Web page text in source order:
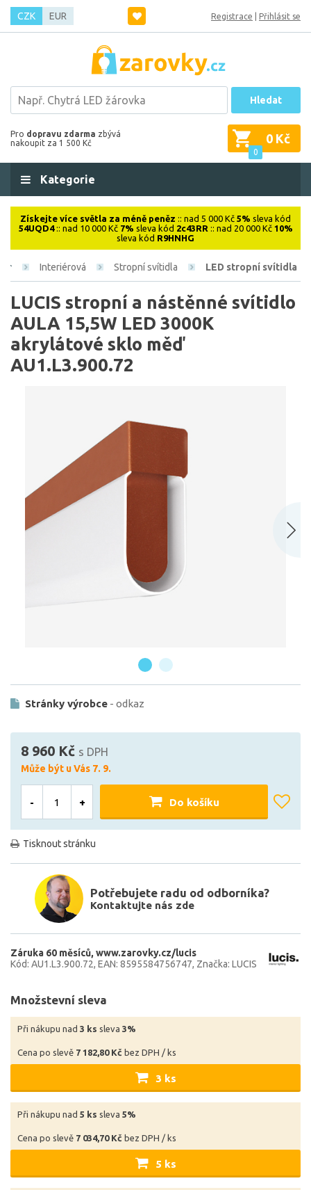
CZK EUR Registrace Přihlásit se
Hledat
Pro dopravu zdarma zbývá
nakoupit za 1 500 Kč
0
0 Kč
Kategorie
Získejte více světla za méně peněz :: nad 5 000 Kč 5% sleva kód
54UQD4:: nad 10 000 Kč 7% sleva kód 2c43RR :: nad 20 000 Kč 10%
sleva kód R9HNHG
Interiérová Stropní svítidla LED stropní svítidla
LUCIS stropní a nástěnné svítidlo
AULA 15,5W LED 3000K
akrylátové sklo měď
AU1.L3.900.72
Stránky výrobce - odkaz
8 960 Kč s DPH
Může být u Vás 7. 9.
- + Do košíku
Tisknout stránku
Potřebujete radu od odborníka?
Kontaktujte nás zde
Záruka 60 měsíců www.zarovky.cz/lucis
Kód: AU1.L3.900.72 EAN: 8595584756747 Značka: LUCIS
Množstevní sleva
Při nákupu nad 3 ks sleva 3%
Cena po slevě 7 182,80 Kč bez DPH / ks
3 ks
Při nákupu nad 5 ks sleva 5%
Cena po slevě 7 034,70 Kč bez DPH / ks
5 ks